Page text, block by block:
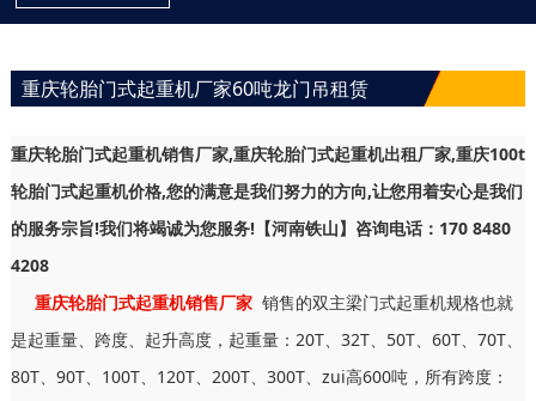
重庆轮胎门式起重机厂家60吨龙门吊租赁
重庆轮胎门式起重机销售厂家,重庆轮胎门式起重机出租厂家,重庆100t
轮胎门式起重机价格,您的满意是我们努力的方向,让您用着安心是我们
的服务宗旨!我们将竭诚为您服务!【河南铁山】咨询电话：170 8480
4208
重庆轮胎门式起重机销售厂家 销售的双主梁门式起重机规格也就
是起重量、跨度、起升高度，起重量：20T、32T、50T、60T、70T、
80T、90T、100T、120T、200T、300T、zui高600吨，所有跨度：